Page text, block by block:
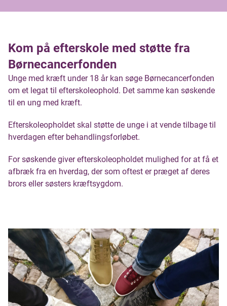
Kom på efterskole med støtte fra
Børnecancerfonden
Unge med kræft under 18 år kan søge Børnecancerfonden
om et legat til efterskoleophold. Det samme kan søskende
til en ung med kræft.
Efterskoleopholdet skal støtte de unge i at vende tilbage til
hverdagen efter behandlingsforløbet.
For søskende giver efterskoleopholdet mulighed for at få et
afbræk fra en hverdag, der som oftest er præget af deres
brors eller søsters kræftsygdom.